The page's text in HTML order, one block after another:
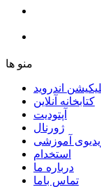
ﻣﻨﻮ ﻫﺎ
اندروید
ﮐﺘﺎﺑﺨﺎﻧﻪ ﺁﻧﻼﯾﻦ
ﺁﭘﺘﻮﺩﯾﺖ
ﮊﻭﺭﻧﺎﻝ
آموزشی
استخدام
درباره ما
ﺗﻤﺎﺱ ﺑﺎﻣﺎ